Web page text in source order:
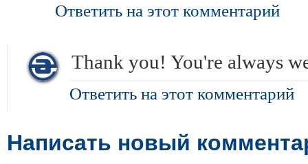
Ответить на этот комментарий
Thank you! You're always
Ответить на этот комментарий
Написать новый